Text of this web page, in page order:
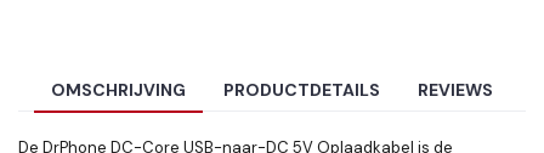
OMSCHRIJVING PRODUCTDETAILS REVIEWS
De DrPhone DC-Core USB-naar-DC 5V Oplaadkabel is de